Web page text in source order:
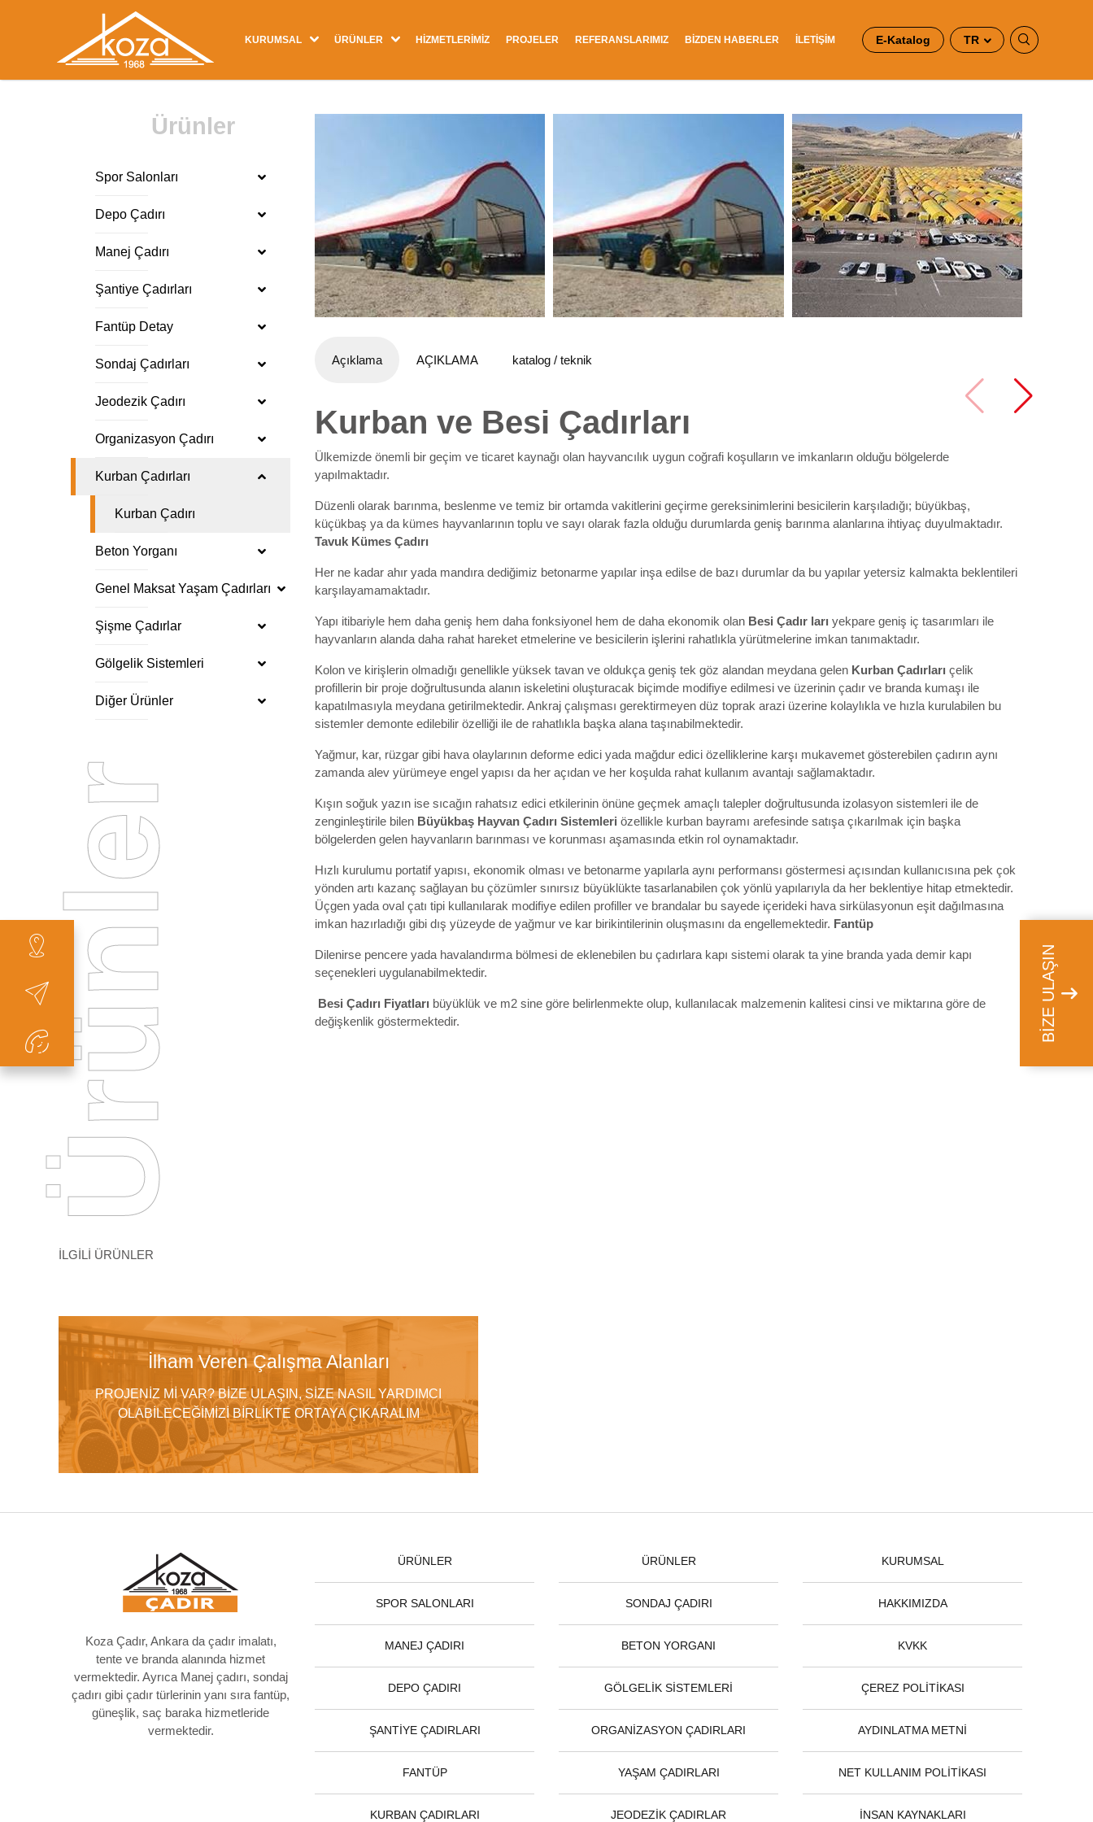
KURUMSAL ÜRÜNLER HİZMETLERİMİZ PROJELER REFERANSLARIMIZ BİZDEN HABERLER İLETİŞİM E-Katalog TR
Ürünler
Spor Salonları
Depo Çadırı
Manej Çadırı
Şantiye Çadırları
Fantüp Detay
Sondaj Çadırları
Jeodezik Çadırı
Organizasyon Çadırı
Kurban Çadırları
Kurban Çadırı
Beton Yorganı
Genel Maksat Yaşam Çadırları
Şişme Çadırlar
Gölgelik Sistemleri
Diğer Ürünler
Açıklama AÇIKLAMA katalog / teknik
Kurban ve Besi Çadırları
Ülkemizde önemli bir geçim ve ticaret kaynağı olan hayvancılık uygun coğrafi koşulların ve imkanların olduğu bölgelerde
yapılmaktadır.
Düzenli olarak barınma, beslenme ve temiz bir ortamda vakitlerini geçirme gereksinimlerini besicilerin karşıladığı; büyükbaş,
küçükbaş ya da kümes hayvanlarının toplu ve sayı olarak fazla olduğu durumlarda geniş barınma alanlarına ihtiyaç duyulmaktadır.
Tavuk Kümes Çadırı
Her ne kadar ahır yada mandıra dediğimiz betonarme yapılar inşa edilse de bazı durumlar da bu yapılar yetersiz kalmakta beklentileri
karşılayamamaktadır.
Yapı itibariyle hem daha geniş hem daha fonksiyonel hem de daha ekonomik olan Besi Çadır ları yekpare geniş iç tasarımları ile
hayvanların alanda daha rahat hareket etmelerine ve besicilerin işlerini rahatlıkla yürütmelerine imkan tanımaktadır.
Kolon ve kirişlerin olmadığı genellikle yüksek tavan ve oldukça geniş tek göz alandan meydana gelen Kurban Çadırları çelik
profillerin bir proje doğrultusunda alanın iskeletini oluşturacak biçimde modifiye edilmesi ve üzerinin çadır ve branda kumaşı ile
kapatılmasıyla meydana getirilmektedir. Ankraj çalışması gerektirmeyen düz toprak arazi üzerine kolaylıkla ve hızla kurulabilen bu
sistemler demonte edilebilir özelliği ile de rahatlıkla başka alana taşınabilmektedir.
Yağmur, kar, rüzgar gibi hava olaylarının deforme edici yada mağdur edici özelliklerine karşı mukavemet gösterebilen çadırın aynı
zamanda alev yürümeye engel yapısı da her açıdan ve her koşulda rahat kullanım avantajı sağlamaktadır.
Kışın soğuk yazın ise sıcağın rahatsız edici etkilerinin önüne geçmek amaçlı talepler doğrultusunda izolasyon sistemleri ile de
zenginleştirile bilen Büyükbaş Hayvan Çadırı Sistemleri özellikle kurban bayramı arefesinde satışa çıkarılmak için başka
bölgelerden gelen hayvanların barınması ve korunması aşamasında etkin rol oynamaktadır.
Hızlı kurulumu portatif yapısı, ekonomik olması ve betonarme yapılarla aynı performansı göstermesi açısından kullanıcısına pek çok
yönden artı kazanç sağlayan bu çözümler sınırsız büyüklükte tasarlanabilen çok yönlü yapılarıyla da her beklentiye hitap etmektedir.
Üçgen yada oval çatı tipi kullanılarak modifiye edilen profiller ve brandalar bu sayede içerideki hava sirkülasyonun eşit dağılmasına
imkan hazırladığı gibi dış yüzeyde de yağmur ve kar birikintilerinin oluşmasını da engellemektedir. Fantüp
Dilenirse pencere yada havalandırma bölmesi de eklenebilen bu çadırlara kapı sistemi olarak ta yine branda yada demir kapı
seçenekleri uygulanabilmektedir.
Besi Çadırı Fiyatları büyüklük ve m2 sine göre belirlenmekte olup, kullanılacak malzemenin kalitesi cinsi ve miktarına göre de
değişkenlik göstermektedir.
İLGİLİ ÜRÜNLER
İlham Veren Çalışma Alanları
PROJENİZ Mİ VAR? BİZE ULAŞIN, SİZE NASIL YARDIMCI
OLABİLECEĞİMİZİ BİRLİKTE ORTAYA ÇIKARALIM
BİZE ULAŞIN
Koza Çadır, Ankara da çadır imalatı,
tente ve branda alanında hizmet
vermektedir. Ayrıca Manej çadırı, sondaj
çadırı gibi çadır türlerinin yanı sıra fantüp,
güneşlik, saç baraka hizmetleride
vermektedir.
ÜRÜNLER
SPOR SALONLARI
MANEJ ÇADIRI
DEPO ÇADIRI
ŞANTİYE ÇADIRLARI
FANTÜP
KURBAN ÇADIRLARI
ÜRÜNLER
SONDAJ ÇADIRI
BETON YORGANI
GÖLGELİK SİSTEMLERİ
ORGANİZASYON ÇADIRLARI
YAŞAM ÇADIRLARI
JEODEZİK ÇADIRLAR
KURUMSAL
HAKKIMIZDA
KVKK
ÇEREZ POLİTİKASI
AYDINLATMA METNİ
NET KULLANIM POLİTİKASI
İNSAN KAYNAKLARI